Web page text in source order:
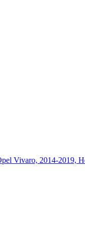
Vivaro, 2014-2019,